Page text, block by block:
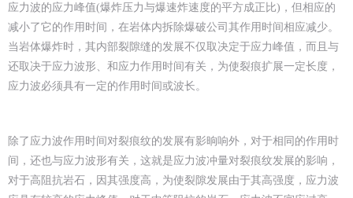
应力波的应力峰值(爆炸压力与爆速炸速度的平方成正比)，但相应的
减小了它的作用时间，在岩体内拆除爆破公司其作用时间相应减少。
当岩体爆炸时，其内部裂隙缝的发展不仅取决定于应力峰值，而且与
还取决于应力波形、和应力作用时间有关，为使裂痕扩展一定长度，
应力波必须具有一定的作用时间或波长。
除了应力波作用时间对裂痕纹的发展有影晌响外，对于相同的作用时
间，还也与应力波形有关，这就是应力波冲量对裂痕纹发展的影响，
对于高阻抗岩石，因其强度高，为使裂隙发展由于其高强度，应力波